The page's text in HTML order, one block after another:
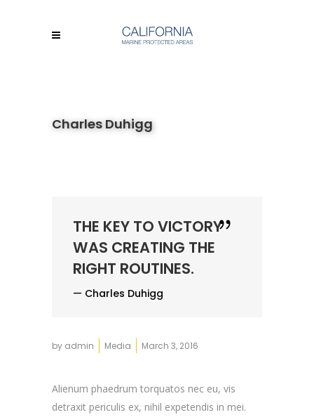
Charles Duhigg
THE KEY TO VICTORY
WAS CREATING THE
RIGHT ROUTINES.
— Charles Duhigg
by admin Media March 3, 2016
Alienum phaedrum torquatos nec eu, vis
detraxit periculis ex, nihil expetendis in mei.